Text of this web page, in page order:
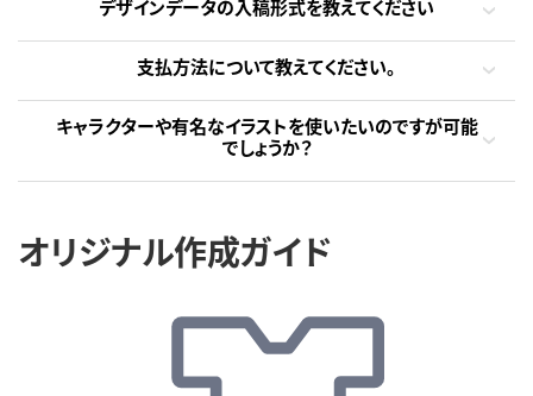
デザインデータの入稿形式を教えてください
支払方法について教えてください。
キャラクターや有名なイラストを使いたいのですが可能
でしょうか？
オリジナル作成ガイド